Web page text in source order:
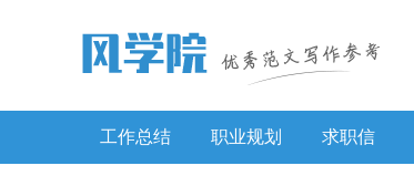
工作总结 职业规划 求职信